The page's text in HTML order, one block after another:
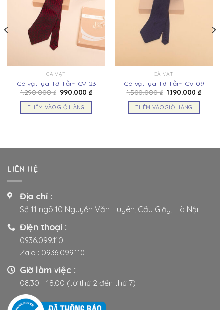
CÀ VẠT
Cà vạt lụa Tơ Tằm CV-23
1.290.000₫ Giá
là:
1.290.000 ₫.
990.000₫Giá
THÊM VÀO GIỎ HÀNG
CÀ VẠT
Cà vạt lụa Tơ Tằm CV-09
1.500.000₫ Giá
là:
1.500.000 ₫.
1.190.000 ₫Giá
THÊM VÀO GIỎ HÀNG
LIÊN HỆ
Địa chỉ :
Số 11 ngõ 10 Nguyễn Văn Huyên, Cầu Giấy, Hà Nội.
Điện thoại :
0936.099.110
Zalo : 0936.099.110
Giờ làm việc :
08:30 - 18:00 (từ thứ 2 đến thứ 7)